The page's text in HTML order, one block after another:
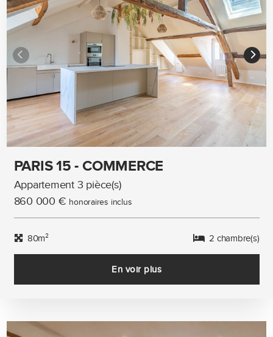
PARIS 15 - COMMERCE
Appartement 3 pièce(s)
860 000 € honoraires inclus
80m² 2 chambre(s)
En voir plus